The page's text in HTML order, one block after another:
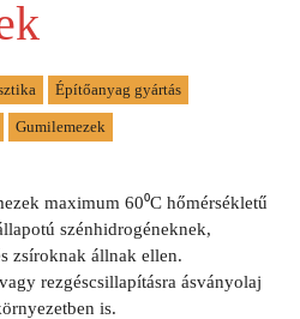
Építőanyag gyártás
Gumilemezek
maximum 60⁰C hőmérsékletű
szénhidrogéneknek,
zsíroknak állnak ellen.
rezgéscsillapításra ásványolaj
is.